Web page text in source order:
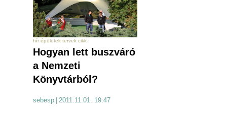
hír épületek tervek cikk
Hogyan lett buszváró
a Nemzeti
Könyvtárból?
sebesp 2011.11.01. 19:47